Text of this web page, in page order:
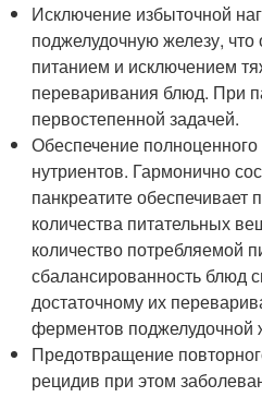
Исключение избыточной
поджелудочную железу,
питанием и исключением
переваривания блюд. При
первостепенной задачей.
Обеспечение
нутриентов. Гармонично
панкреатите обеспечивает
количества питательных
количество потребляемой
сбалансированность блюд
достаточному их
ферментов поджелудочной
Предотвращение
рецидив при этом